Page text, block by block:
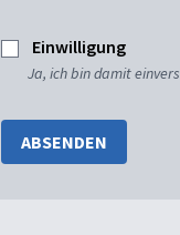
Einwilligung
Ja, ich bin damit
ABSENDEN